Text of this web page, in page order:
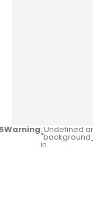
Warning: Undefined
in